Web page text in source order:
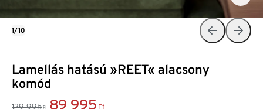
Lamellás hatású »REET« alacsony
komód
129 995 Ft 89 995 Ft
1/10